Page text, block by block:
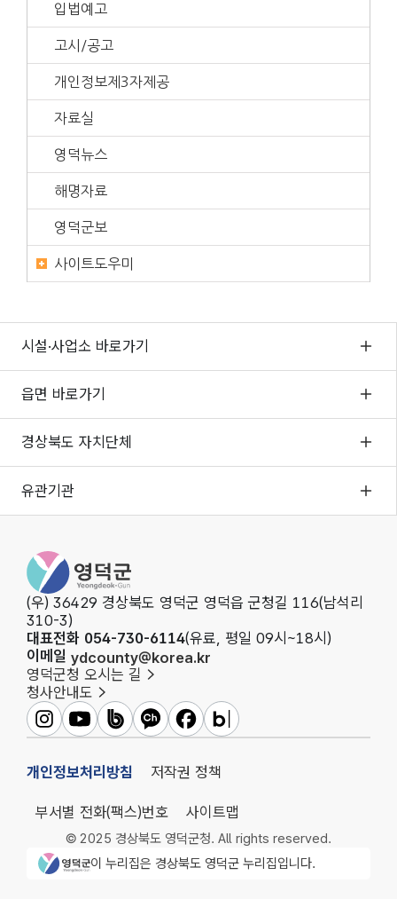
입법예고
고시/공고
개인정보제3자제공
자료실
영덕뉴스
해명자료
영덕군보
사이트도우미
시설·사업소 바로가기
읍면 바로가기
경상북도 자치단체
유관기관
영덕군청
(우) 36429 경상북도 영덕군 영덕읍 군청길 116(남석리
310-3)
대표전화 054-730-6114(유료, 평일 09시~18시)
이메일 ydcounty@korea.kr
영덕군청 오시는 길
청사안내도
영덕군인스타그램
영덕군유튜브영덕군밴드영덕군카카오채널
영덕군페이스북
영덕군블로그
개인정보처리방침 저작권 정책
부서별 전화(팩스)번호 사이트맵
© 2025 경상북도 영덕군청. All rights reserved.
영덕군청 로고이 누리집은 경상북도 영덕군 누리집입니다.